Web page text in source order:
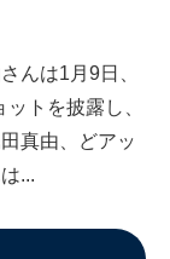
んは1月9日、
トを披露し、
真由、どアッ
...